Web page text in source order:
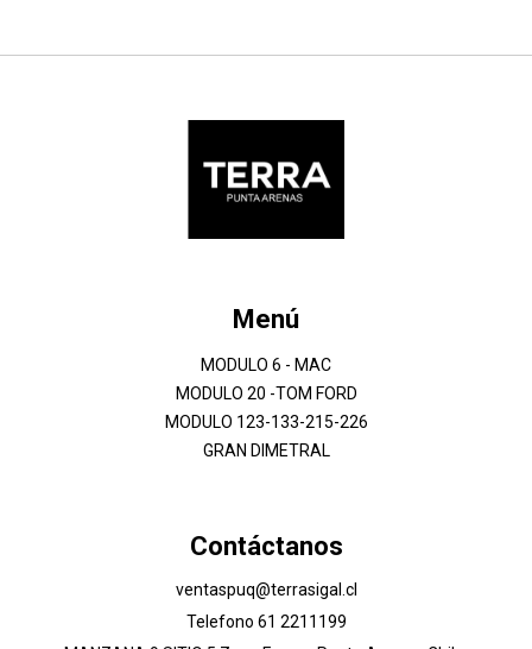
Menú
MODULO 6 - MAC
MODULO 20 -TOM FORD
MODULO 123-133-215-226
GRAN DIMETRAL
Contáctanos
ventaspuq@terrasigal.cl
Telefono 61 2211199